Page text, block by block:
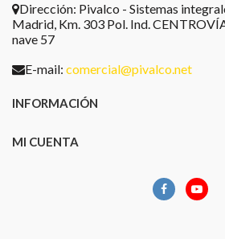
Dirección: Pivalco - Sistemas
Madrid, Km. 303 Pol. Ind.
nave 57
E-mail: comercial@pivalco.net
INFORMACIÓN
MI CUENTA